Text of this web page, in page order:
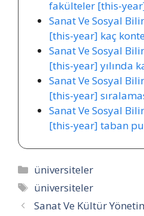
fakülteler [this-
Sanat Ve Sosyal
[this-year] kaç
Sanat Ve Sosyal
[this-year] yılında
Sanat Ve Sosyal
[this-year]
Sanat Ve Sosyal
[this-year] taban
Kategoriler
üniversiteler
Etiketler
üniversiteler
Sanat Ve Kültür